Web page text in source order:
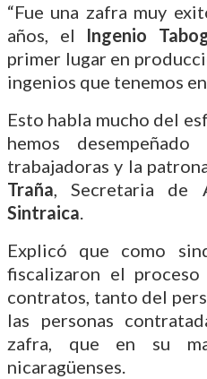
“Fue una zafra muy
años, el Ingenio
primer lugar en
ingenios que tenemos en
Esto habla mucho del
hemos
trabajadoras y la
Traña, Secretaria de
Sintraica.
Explicó que como
fiscalizaron el
contratos, tanto del
las personas
zafra, que en su
nicaragüenses.